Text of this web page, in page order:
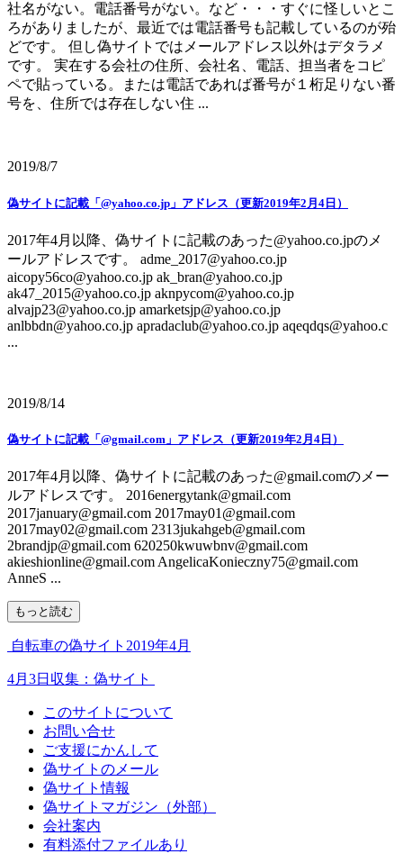
社名がない。電話番号がない。など・・・すぐに怪しいとこ
ろがありましたが、最近では電話番号も記載しているのが殆
どです。 但し偽サイトではメールアドレス以外はデタラメ
です。 実在する会社の住所、会社名、電話、担当者をコピ
ペで貼っている。または電話であれば番号が１桁足りない番
号を、住所では存在しない住 ...
2019/8/7
偽サイトに記載「@yahoo.co.jp」アドレス（更新2019年2月4日）
2017年4月以降、偽サイトに記載のあった@yahoo.co.jpのメ
ールアドレスです。 adme_2017@yahoo.co.jp
aicopy56co@yahoo.co.jp ak_bran@yahoo.co.jp
ak47_2015@yahoo.co.jp aknpycom@yahoo.co.jp
alvajp23@yahoo.co.jp amarketsjp@yahoo.co.jp
anlbbdn@yahoo.co.jp apradaclub@yahoo.co.jp aqeqdqs@yahoo.c
...
2019/8/14
偽サイトに記載「@gmail.com」アドレス（更新2019年2月4日）
2017年4月以降、偽サイトに記載のあった@gmail.comのメー
ルアドレスです。 2016energytank@gmail.com
2017january@gmail.com 2017may01@gmail.com
2017may02@gmail.com 2313jukahgeb@gmail.com
2brandjp@gmail.com 620250kwuwbnv@gmail.com
akieshionline@gmail.com AngelicaKonieczny75@gmail.com
AnneS ...
もっと読む
自転車の偽サイト2019年4月
4月3日収集：偽サイト
このサイトについて
お問い合せ
ご支援にかんして
偽サイトのメール
偽サイト情報
偽サイトマガジン（外部）
会社案内
有料添付ファイルあり